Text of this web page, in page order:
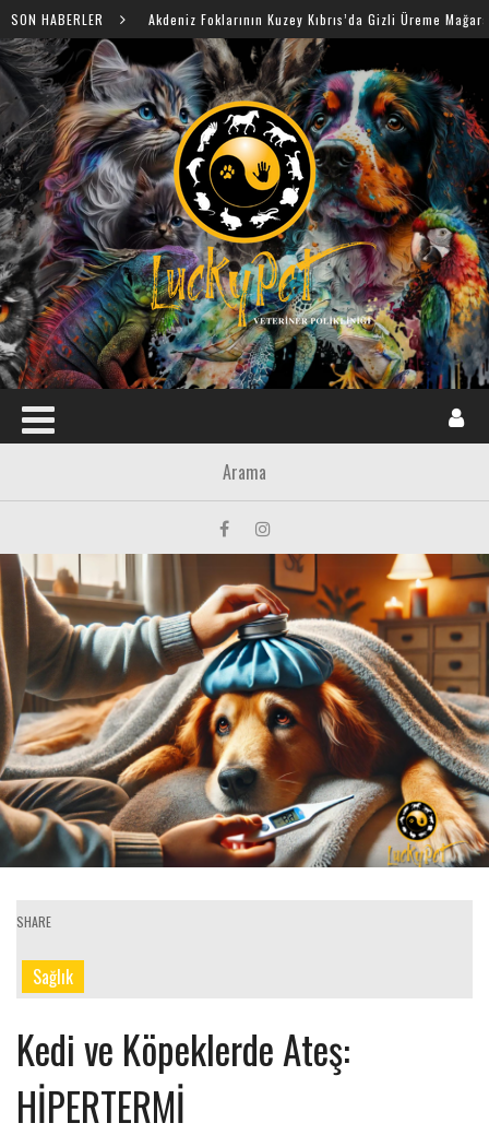
SON HABERLERAkdeniz Foklarının Kuzey Kıbrıs’da Gizli Üreme Mağaraları
SHARE
Sağlık
Kedi ve Köpeklerde Ateş:
HİPERTERMİ